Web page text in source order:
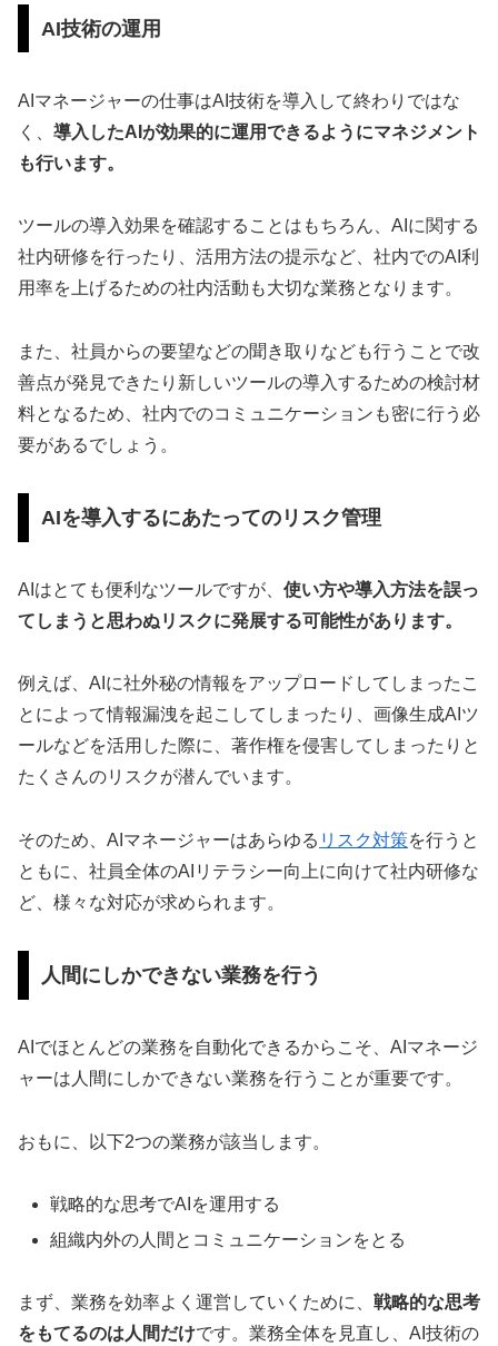
AI技術の運用
AIマネージャーの仕事はAI技術を導入して終わりではな
く、 導入したAIが効果的に運用できるようにマネジメント
も行います。
ツールの導入効果を確認することはもちろん、AIに関する
社内研修を行ったり、活用方法の提示など、社内でのAI利
用率を上げるための社内活動も大切な業務となります。
また、社員からの要望などの聞き取りなども行うことで改
善点が発見できたり新しいツールの導入するための検討材
料となるため、社内でのコミュニケーションも密に行う必
要があるでしょう。
AIを導入するにあたってのリスク管理
AIはとても便利なツールですが、 使い方や導入方法を誤っ
てしまうと思わぬリスクに発展する可能性があります。
例えば、AIに社外秘の情報をアップロードしてしまったこ
とによって情報漏洩を起こしてしまったり、画像生成AIツ
ールなどを活用した際に、著作権を侵害してしまったりと
たくさんのリスクが潜んでいます。
そのため、AIマネージャーはあらゆる リスク対策を行うと
ともに、社員全体のAIリテラシー向上に向けて社内研修な
ど、様々な対応が求められます。
人間にしかできない業務を行う
AIでほとんどの業務を自動化できるからこそ、AIマネージ
ャーは人間にしかできない業務を行うことが重要です。
おもに、以下2つの業務が該当します。
戦略的な思考でAIを運用する
組織内外の人間とコミュニケーションをとる
まず、業務を効率よく運営していくために、 戦略的な思考
をもてるのは人間だけです。業務全体を見直し、AI技術の